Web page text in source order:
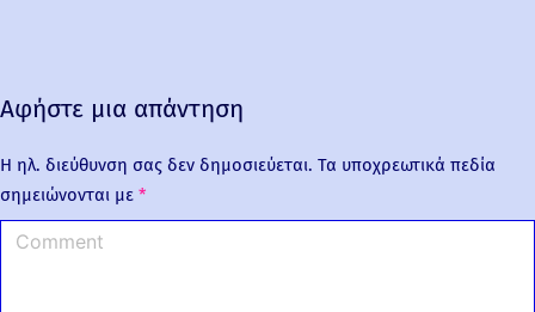
Αφήστε μια απάντηση
Η ηλ. διεύθυνση σας δεν δημοσιεύεται. Τα υποχρεωτικά πεδία
σημειώνονται με *